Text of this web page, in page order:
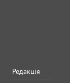
Редакція